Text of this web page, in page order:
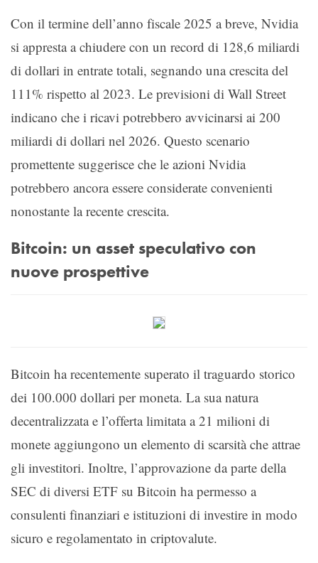
Con il termine dell’anno fiscale 2025 a breve, Nvidia
si appresta a chiudere con un record di 128,6 miliardi
di dollari in entrate totali, segnando una crescita del
111% rispetto al 2023. Le previsioni di Wall Street
indicano che i ricavi potrebbero avvicinarsi ai 200
miliardi di dollari nel 2026. Questo scenario
promettente suggerisce che le azioni Nvidia
potrebbero ancora essere considerate convenienti
nonostante la recente crescita.
Bitcoin: un asset speculativo con
nuove prospettive
Bitcoin ha recentemente superato il traguardo storico
dei 100.000 dollari per moneta. La sua natura
decentralizzata e l’offerta limitata a 21 milioni di
monete aggiungono un elemento di scarsità che attrae
gli investitori. Inoltre, l’approvazione da parte della
SEC di diversi ETF su Bitcoin ha permesso a
consulenti finanziari e istituzioni di investire in modo
sicuro e regolamentato in criptovalute.